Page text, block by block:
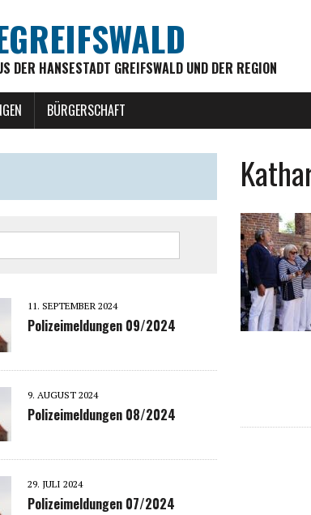
DER HANSESTADT GREIFSWALD UND DER REGION
BÜRGERSCHAFT
11. SEPTEMBER 2024
Polizeimeldungen 09/2024
9. AUGUST 2024
Polizeimeldungen 08/2024
29. JULI 2024
Polizeimeldungen 07/2024